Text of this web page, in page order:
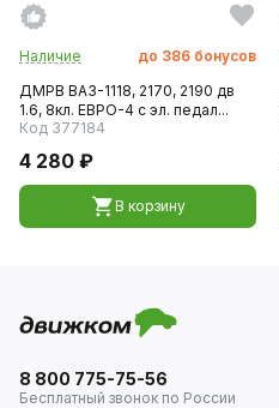
Наличие до 386 бонусов
ДМРВ ВАЗ-1118, 2170, 2190 дв
1.6, 8кл. ЕВРО-4 с эл. педал...
Код 377184
4 280 ₽
В корзину
8 800 775-75-56
Бесплатный звонок по России